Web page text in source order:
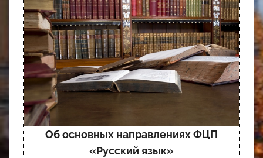
Об основных направлениях ФЦП
«Русский язык»